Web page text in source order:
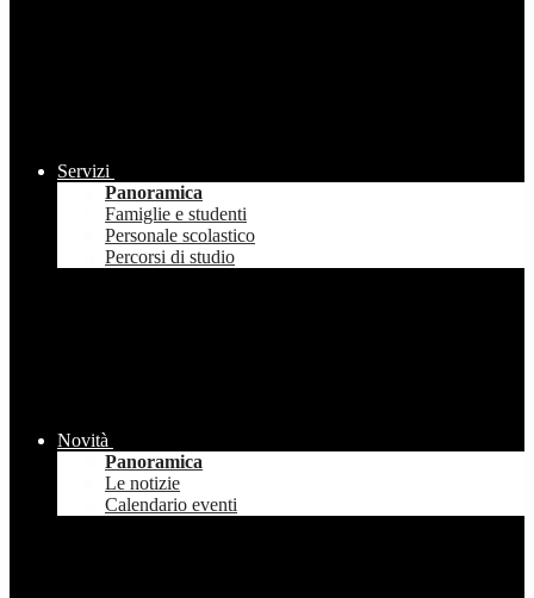
Servizi
Panoramica
Famiglie e studenti
Personale scolastico
Percorsi di studio
Novità
Panoramica
Le notizie
Calendario eventi